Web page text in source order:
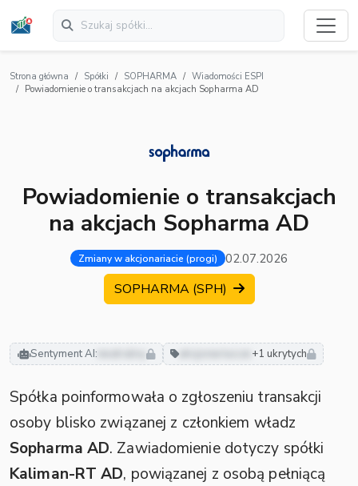
Strona główna Spółki SOPHARMA
Wiadomości ESPI
Powiadomienie o transakcjach na akcjach Sopharma AD
Powiadomienie o transakcjach
na akcjach Sopharma AD
Zmiany w akcjonariacie (progi) 02.07.2026
SOPHARMA (SPH)
Sentyment AI: neutralny akcjonariusze +1 ukrytych
Spółka poinformowała o zgłoszeniu transakcji
osoby blisko związanej z członkiem władz
Sopharma AD. Zawiadomienie dotyczy spółki
Kaliman-RT AD, powiązanej z osobą pełniącą